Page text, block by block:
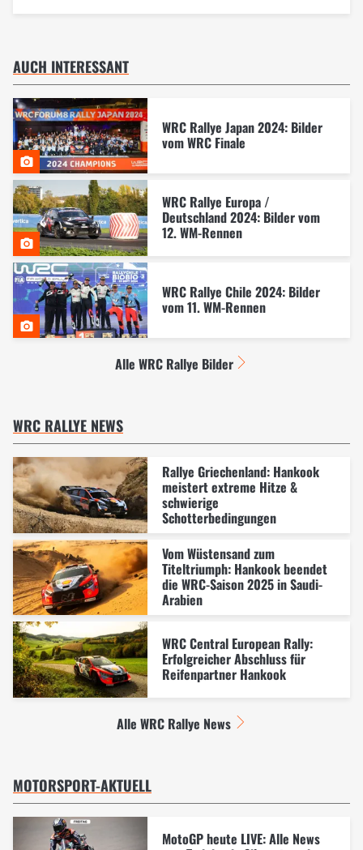
AUCH INTERESSANT
WRC Rallye Japan 2024: Bilder
vom WRC Finale
WRC Rallye Europa /
Deutschland 2024: Bilder vom
12. WM-Rennen
WRC Rallye Chile 2024: Bilder
vom 11. WM-Rennen
Alle WRC Rallye Bilder
WRC RALLYE NEWS
Rallye Griechenland: Hankook
meistert extreme Hitze &
schwierige
Schotterbedingungen
Vom Wüstensand zum
Titeltriumph: Hankook beendet
die WRC-Saison 2025 in Saudi-
Arabien
WRC Central European Rally:
Erfolgreicher Abschluss für
Reifenpartner Hankook
Alle WRC Rallye News
MOTORSPORT-AKTUELL
MotoGP heute LIVE: Alle News